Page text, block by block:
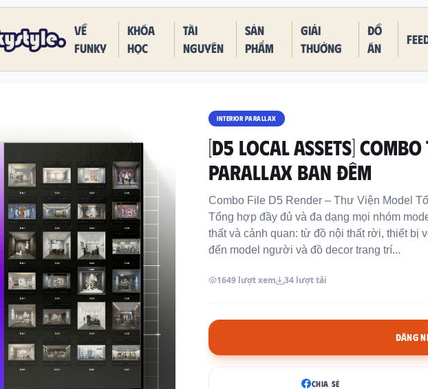
Về
funky
Khóa
học
Tài
nguyên
Sản
phẩm
Giải
thưởng
Đồ
án
INTERIOR PARALLAX
[D5 LOCAL ASSETS]
PARALLAX BAN ĐÊM
Combo File D5 Render – Thư Viện Model
Tổng hợp đầy đủ và đa dạng mọi nhóm
thất và cảnh quan: từ đồ nội thất rời, thiết bị
đến model người và đồ decor trang trí...
1649 lượt xem 34 lượt tải
ĐĂNG
CHIA SẺ